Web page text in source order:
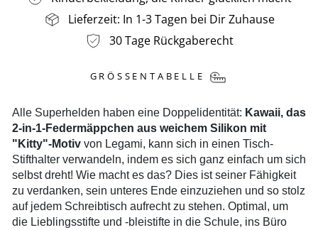
Lieferzeit: In 1-3 Tagen bei Dir Zuhause
30 Tage Rückgaberecht
GRÖSSENTABELLE
Alle Superhelden haben eine Doppelidentität: Kawaii, das
2-in-1-Federmäppchen aus weichem Silikon mit
"Kitty"-Motiv von Legami, kann sich in einen Tisch-
Stifthalter verwandeln, indem es sich ganz einfach um sich
selbst dreht! Wie macht es das? Dies ist seiner Fähigkeit
zu verdanken, sein unteres Ende einzuziehen und so stolz
auf jedem Schreibtisch aufrecht zu stehen. Optimal, um
die Lieblingsstifte und -bleistifte in die Schule, ins Büro